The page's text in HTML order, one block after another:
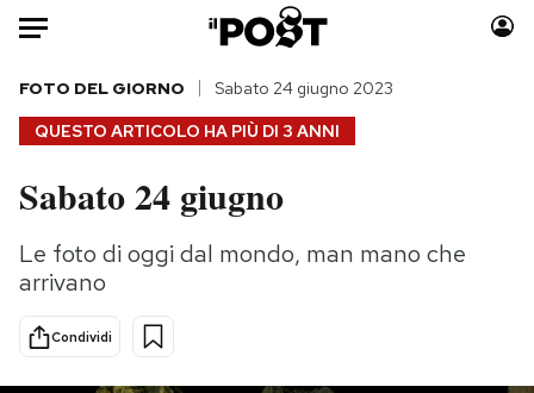
Auto
HOME
Italia
Politica
Internet
Consumismi
QUESTO ARTICOLO HA PIÙ DI 3 ANNI
FOTO DEL GIORNO Sabato 24 giugno 2023
Sabato 24 giugno
Le foto di oggi dal mondo, man mano che
arrivano
Condividi